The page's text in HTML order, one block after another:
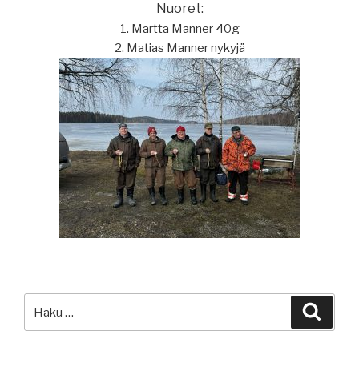
Nuoret:
1. Martta Manner 40g
2. Matias Manner nykyjä